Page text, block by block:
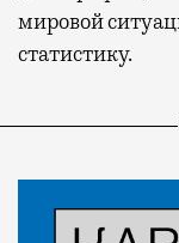
мировой
статистику.